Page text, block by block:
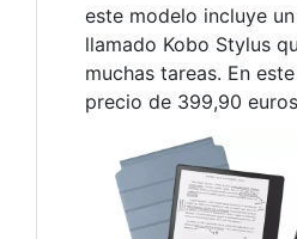
este modelo incluye
llamado Kobo Stylus
muchas tareas. En
precio de 399,90